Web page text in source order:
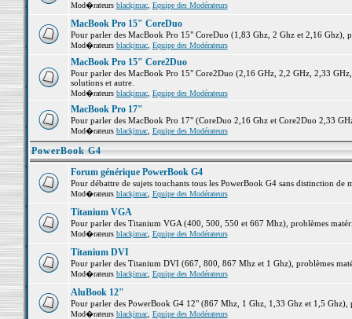
Mod�rateurs blackjmac, Equipe des Modérateurs
MacBook Pro 15" CoreDuo
Pour parler des MacBook Pro 15" CoreDuo (1,83 Ghz, 2 Ghz et 2,16 Ghz),
Mod�rateurs blackjmac, Equipe des Modérateurs
MacBook Pro 15" Core2Duo
Pour parler des MacBook Pro 15" Core2Duo (2,16 GHz, 2,2 GHz, 2,33
solutions et autre.
Mod�rateurs blackjmac, Equipe des Modérateurs
MacBook Pro 17"
Pour parler des MacBook Pro 17" (CoreDuo 2,16 Ghz et Core2Duo 2,33
Mod�rateurs blackjmac, Equipe des Modérateurs
PowerBook G4
Forum générique PowerBook G4
Pour débattre de sujets touchants tous les PowerBook G4 sans distinction de
Mod�rateurs blackjmac, Equipe des Modérateurs
Titanium VGA
Pour parler des Titanium VGA (400, 500, 550 et 667 Mhz), problèmes
Mod�rateurs blackjmac, Equipe des Modérateurs
Titanium DVI
Pour parler des Titanium DVI (667, 800, 867 Mhz et 1 Ghz), problèmes
Mod�rateurs blackjmac, Equipe des Modérateurs
AluBook 12"
Pour parler des PowerBook G4 12" (867 Mhz, 1 Ghz, 1,33 Ghz et 1,5 Ghz),
Mod�rateurs blackjmac, Equipe des Modérateurs